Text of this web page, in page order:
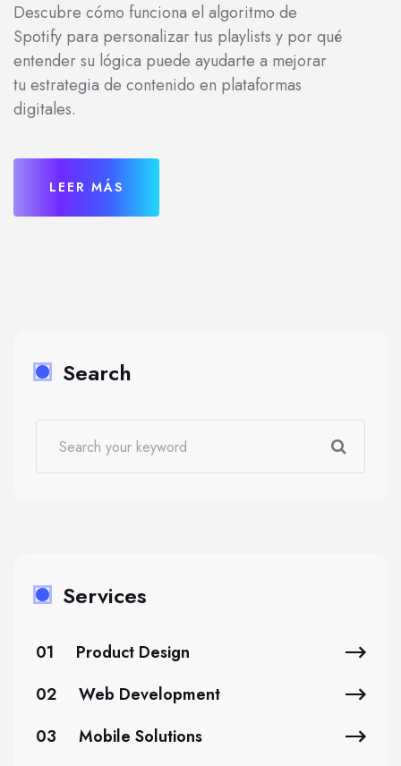
Descubre cómo funciona el algoritmo de
Spotify para personalizar tus playlists y por qué
entender su lógica puede ayudarte a mejorar
tu estrategia de contenido en plataformas
digitales.
LEER MÁS
Search
Services
01
Product Design
02
Web Development
03
Mobile Solutions